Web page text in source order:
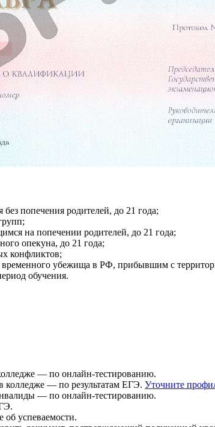
попечения родителей, до 21 года;
на попечении родителей, до 21 года;
опекуна, до 21 года;
конфликтов;
убежища в РФ, прибывшим с
обучения.
— по онлайн-тестированию.
колледже — по результатам ЕГЭ. Уточните
— по онлайн-тестированию.
об успеваемости.